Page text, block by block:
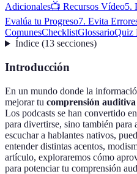
Adicionales📺 Recursos Vídeo5.
Evalúa tu Progreso7. Evita
ComunesChecklistGlossarioQuiz
Índice(13 secciones)
Introducción
En un mundo donde la
mejorar tu comprensión auditiva
Los podcasts se han convertido
para divertirse, sino también
escuchar a hablantes nativos,
entender distintas acentos,
artículo, exploraremos cómo
para potenciar tu comprensión